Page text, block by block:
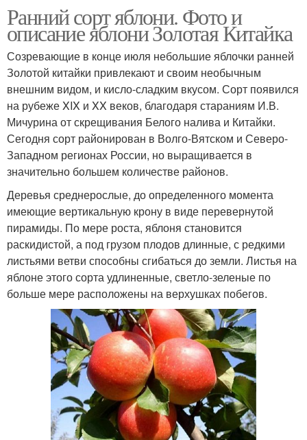
Ранний сорт яблони. Фото и
описание яблони Золотая Китайка
Созревающие в конце июля небольшие яблочки ранней
Золотой китайки привлекают и своим необычным
внешним видом, и кисло-сладким вкусом. Сорт появился
на рубеже XIX и XX веков, благодаря стараниям И.В.
Мичурина от скрещивания Белого налива и Китайки.
Сегодня сорт районирован в Волго-Вятском и Северо-
Западном регионах России, но выращивается в
значительно большем количестве районов.
Деревья среднерослые, до определенного момента
имеющие вертикальную крону в виде перевернутой
пирамиды. По мере роста, яблоня становится
раскидистой, а под грузом плодов длинные, с редкими
листьями ветви способны сгибаться до земли. Листья на
яблоне этого сорта удлиненные, светло-зеленые по
больше мере расположены на верхушках побегов.